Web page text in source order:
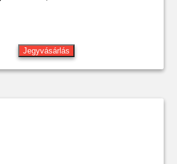
Jegyvásárlás